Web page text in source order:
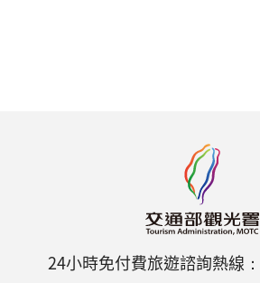
24小時免付費旅遊諮詢熱線：